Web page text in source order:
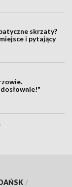
skrzaty?
i pytający
/